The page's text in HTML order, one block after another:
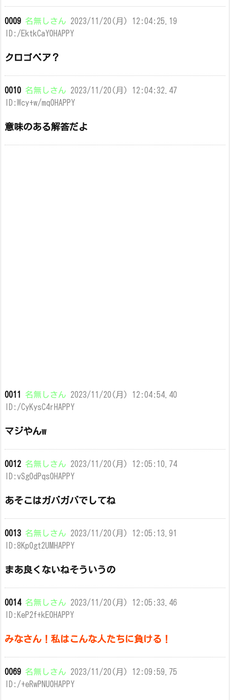
0009 名無しさん 2023/11/20(月) 12:04:25.19
ID:/EktkCaY0HAPPY
クロゴベア？
0010 名無しさん 2023/11/20(月) 12:04:32.47
ID:Wcy+w/mq0HAPPY
意味のある解答だよ
0011 名無しさん 2023/11/20(月) 12:04:54.40
ID:/CyKysC4rHAPPY
マジやんw
0012 名無しさん 2023/11/20(月) 12:05:10.74
ID:vSg0dPqs0HAPPY
あそこはガバガバでしてね
0013 名無しさん 2023/11/20(月) 12:05:13.91
ID:8Kp0gt2UMHAPPY
まあ良くないねそういうの
0014 名無しさん 2023/11/20(月) 12:05:33.46
ID:KeP2f+kE0HAPPY
みなさん！私はこんな人たちに負ける！
0069 名無しさん 2023/11/20(月) 12:09:59.75
ID:/+eRwPNU0HAPPY